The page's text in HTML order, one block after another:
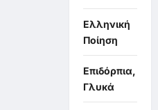
Ελληνική
Ποίηση
Επιδόρπια,
Γλυκά